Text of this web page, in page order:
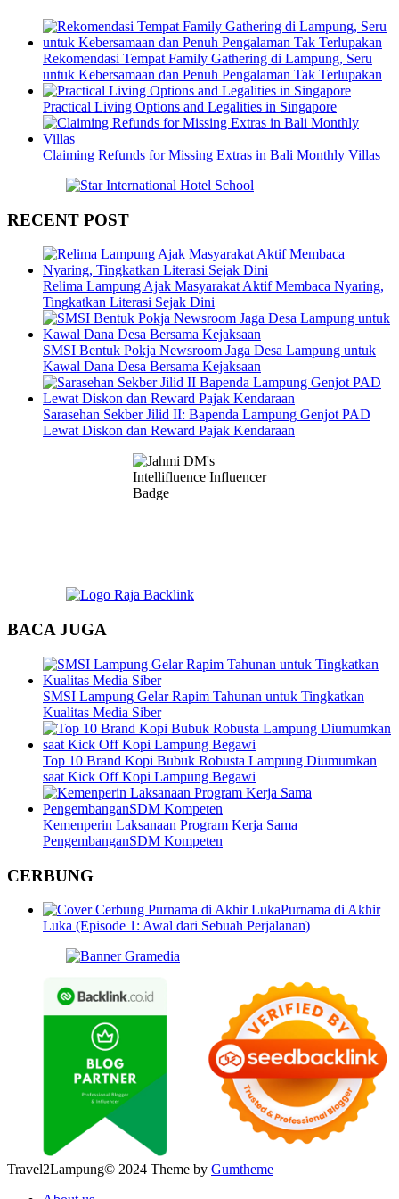
Rekomendasi Tempat Family Gathering di Lampung, Seru
untuk Kebersamaan dan Penuh Pengalaman Tak Terlupakan
Practical Living Options and Legalities in Singapore
Claiming Refunds for Missing Extras in Bali Monthly Villas
RECENT POST
Relima Lampung Ajak Masyarakat Aktif Membaca Nyaring,
Tingkatkan Literasi Sejak Dini
SMSI Bentuk Pokja Newsroom Jaga Desa Lampung untuk
Kawal Dana Desa Bersama Kejaksaan
Sarasehan Sekber Jilid II: Bapenda Lampung Genjot PAD
Lewat Diskon dan Reward Pajak Kendaraan
BACA JUGA
SMSI Lampung Gelar Rapim Tahunan untuk Tingkatkan
Kualitas Media Siber
Top 10 Brand Kopi Bubuk Robusta Lampung Diumumkan
saat Kick Off Kopi Lampung Begawi
Kemenperin Laksanaan Program Kerja Sama
PengembanganSDM Kompeten
CERBUNG
Purnama di Akhir
Luka (Episode 1: Awal dari Sebuah Perjalanan)
Travel2Lampung© 2024 Theme by Gumtheme